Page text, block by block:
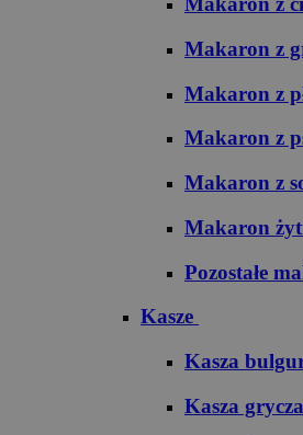
Makaron z
Makaron z
Makaron z
Makaron z
Makaron
Pozostałe
Kasze
Kasza
Kasza